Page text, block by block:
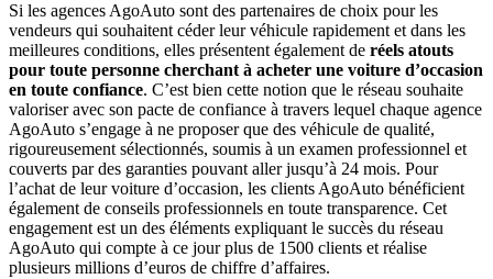
Si les agences AgoAuto sont des partenaires de choix pour les
vendeurs qui souhaitent céder leur véhicule rapidement et dans les
meilleures conditions, elles présentent également de réels atouts
pour toute personne cherchant à acheter une voiture d’occasion
en toute confiance. C’est bien cette notion que le réseau souhaite
valoriser avec son pacte de confiance à travers lequel chaque agence
AgoAuto s’engage à ne proposer que des véhicule de qualité,
rigoureusement sélectionnés, soumis à un examen professionnel et
couverts par des garanties pouvant aller jusqu’à 24 mois. Pour
l’achat de leur voiture d’occasion, les clients AgoAuto bénéficient
également de conseils professionnels en toute transparence. Cet
engagement est un des éléments expliquant le succès du réseau
AgoAuto qui compte à ce jour plus de 1500 clients et réalise
plusieurs millions d’euros de chiffre d’affaires.